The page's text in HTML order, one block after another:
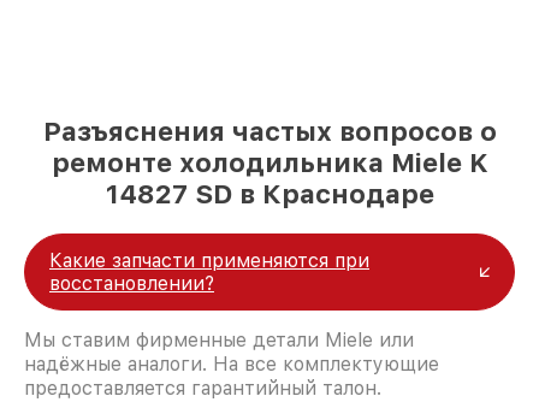
Разъяснения частых вопросов о
ремонте холодильника Miele K
14827 SD в Краснодаре
Какие запчасти применяются при
восстановлении?
Мы ставим фирменные детали Miele или
надёжные аналоги. На все комплектующие
предоставляется гарантийный талон.